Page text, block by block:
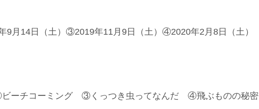
月14日（土）③2019年11月9日（土）④2020年2月8日（土）
ーチコーミング ③くっつき虫ってなんだ ④飛ぶものの秘密